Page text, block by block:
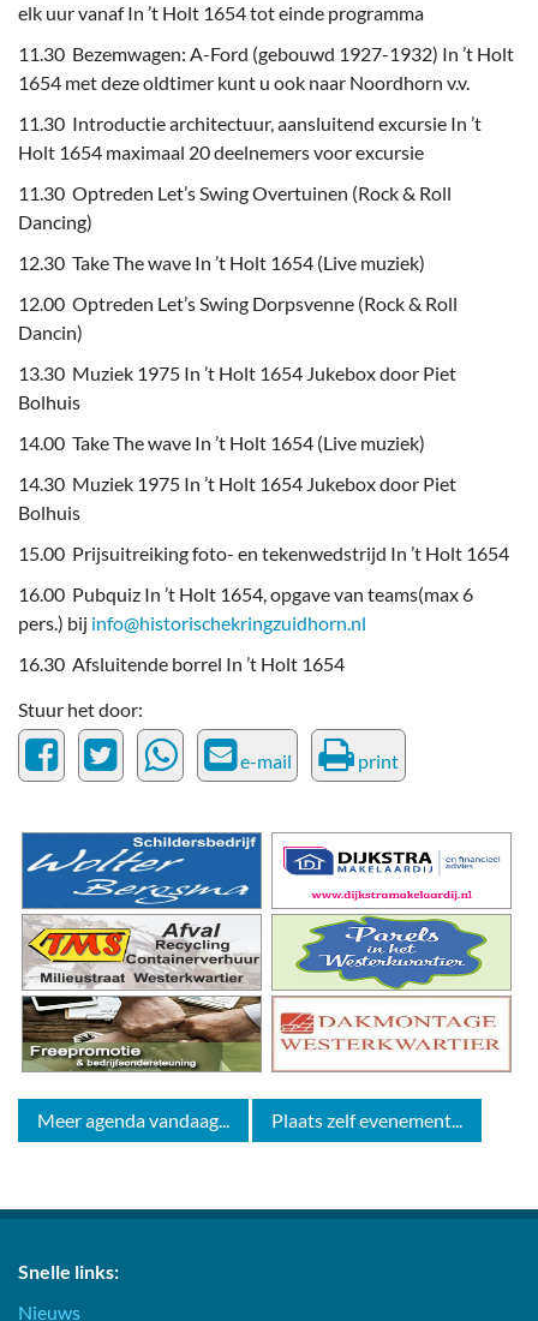
elk uur vanaf In ’t Holt 1654 tot einde programma
11.30 Bezemwagen: A-Ford (gebouwd 1927-1932) In ’t Holt
1654 met deze oldtimer kunt u ook naar Noordhorn v.v.
11.30 Introductie architectuur, aansluitend excursie In ’t
Holt 1654 maximaal 20 deelnemers voor excursie
11.30 Optreden Let’s Swing Overtuinen (Rock & Roll
Dancing)
12.30 Take The wave In ’t Holt 1654 (Live muziek)
12.00 Optreden Let’s Swing Dorpsvenne (Rock & Roll
Dancin)
13.30 Muziek 1975 In ’t Holt 1654 Jukebox door Piet
Bolhuis
14.00 Take The wave In ’t Holt 1654 (Live muziek)
14.30 Muziek 1975 In ’t Holt 1654 Jukebox door Piet
Bolhuis
15.00 Prijsuitreiking foto- en tekenwedstrijd In ’t Holt 1654
16.00 Pubquiz In ’t Holt 1654, opgave van teams(max 6
pers.) bij info@historischekringzuidhorn.nl
16.30 Afsluitende borrel In ’t Holt 1654
Stuur het door:
e-mail print
Meer agenda vandaag... Plaats zelf evenement...
Snelle links:
Nieuws